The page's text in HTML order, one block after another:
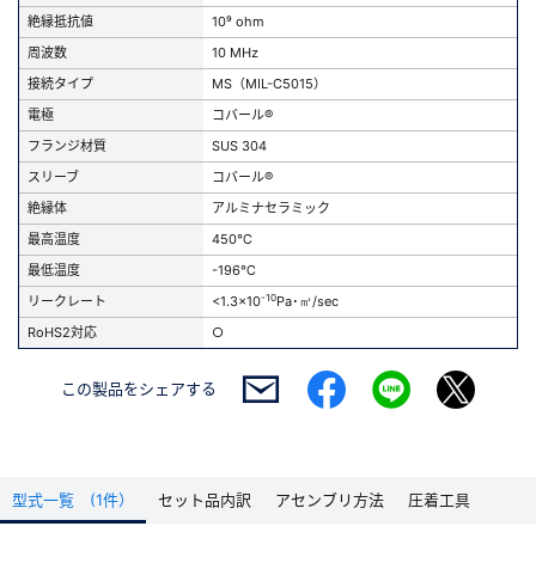
絶縁抵抗値
10⁹ ohm
周波数
10 MHz
接続タイプ
MS（MIL-C5015）
電極
コバール®
フランジ材質
SUS 304
スリーブ
コバール®
絶縁体
アルミナセラミック
最高温度
450℃
最低温度
-196℃
リークレート
<1.3x10-10Pa･㎥/sec
RoHS2対応
○
この製品をシェアする
型式一覧 (1件） セット品内訳 アセンブリ方法 圧着工具